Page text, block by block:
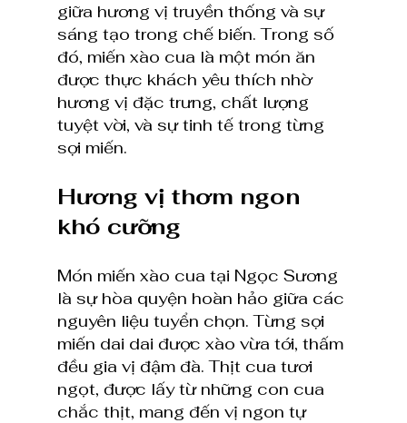
giữa hương vị truyền thống và sự
sáng tạo trong chế biến. Trong số
đó, miến xào cua là một món ăn
được thực khách yêu thích nhờ
hương vị đặc trưng, chất lượng
tuyệt vời, và sự tinh tế trong từng
sợi miến.
Hương vị thơm ngon
khó cưỡng
Món miến xào cua tại Ngọc Sương
là sự hòa quyện hoàn hảo giữa các
nguyên liệu tuyển chọn. Từng sợi
miến dai dai được xào vừa tới, thấm
đều gia vị đậm đà. Thịt cua tươi
ngọt, được lấy từ những con cua
chắc thịt, mang đến vị ngon tự